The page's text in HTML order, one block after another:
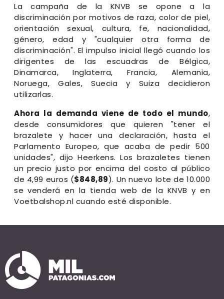
La campaña de la KNVB se opone a la
discriminación por motivos de raza, color de piel,
orientación sexual, cultura, fe, nacionalidad,
género, edad y "cualquier otra forma de
discriminación". El impulso inicial llegó cuando los
dirigentes de las escuadras de Bélgica,
Dinamarca, Inglaterra, Francia, Alemania,
Noruega, Gales, Suecia y Suiza decidieron
utilizarlas.
Ahora la demanda viene de todo el mundo,
desde consumidores que quieren "tener el
brazalete y hacer una declaración, hasta el
Parlamento Europeo, que acaba de pedir 500
unidades", dijo Heerkens. Los brazaletes tienen
un precio justo por encima del costo al público
de 4,99 euros ($848,89). Un nuevo lote de 10.000
se venderá en la tienda web de la KNVB y en
Voetbalshop.nl cuando esté disponible.